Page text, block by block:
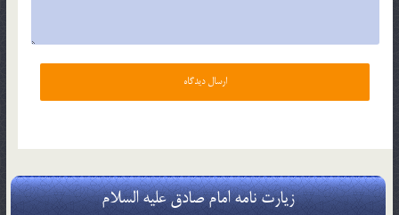
زیارت نامه امام صادق علیه السلام